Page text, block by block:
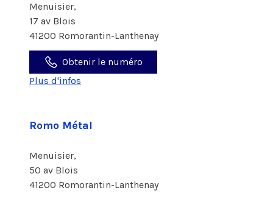
Menuisier,
17 av Blois
41200 Romorantin-Lanthenay
Obtenir le numéro
Plus d'infos
Romo Métal
Menuisier,
50 av Blois
41200 Romorantin-Lanthenay